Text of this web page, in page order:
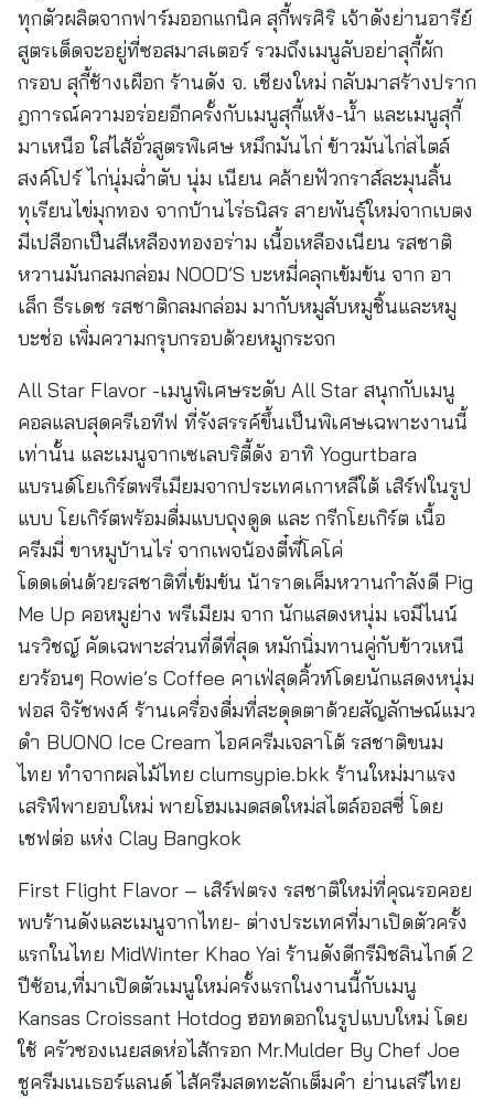
ทุกตัวผลิตจากฟาร์มออกแกนิค สุกี้พรศิริ เจ้าดังย่านอารีย์
สูตรเด็ดจะอยู่ที่ซอสมาสเตอร์ รวมถึงเมนูลับอย่าสุกี้ผัก
กรอบ สุกี้ช้างเผือก ร้านดัง จ. เชียงใหม่ กลับมาสร้างปราก
ฎการณ์ความอร่อยอีกครั้งกับเมนูสุกี้แห้ง-น้ำ และเมนูสุกี้
มาเหนือ ใส่ไส้อั่วสูตรพิเศษ หมึกมันไก่ ข้าวมันไก่สไตล์
สงค์โปร์ ไก่นุ่มฉ่ำตับ นุ่ม เนียน คล้ายฟัวกราส์ละมุนลิ้น
ทุเรียนไข่มุกทอง จากบ้านไร่ธนิสร สายพันธุ์ใหม่จากเบตง
มีเปลือกเป็นสีเหลืองทองอร่าม เนื้อเหลืองเนียน รสชาติ
หวานมันกลมกล่อม NOOD’S บะหมี่คลุกเข้มข้น จาก อา
เล็ก ธีรเดช รสชาติกลมกล่อม มากับหมูสับหมูชิ้นและหมู
บะช่อ เพิ่มความกรุบกรอบด้วยหมูกระจก
All Star Flavor -เมนูพิเศษระดับ All Star สนุกกับเมนู
คอลแลบสุดครีเอทีฟ ที่รังสรรค์ขึ้นเป็นพิเศษเฉพาะงานนี้
เท่านั้น และเมนูจากเซเลบริตี้ดัง อาทิ Yogurtbara
แบรนด์โยเกิร์ตพรีเมียมจากประเทศเกาหลีใต้ เสิร์ฟในรูป
แบบ โยเกิร์ตพร้อมดื่มแบบถุงดูด และ กรีกโยเกิร์ต เนื้อ
ครีมมี่ ขาหมูบ้านไร่ จากเพจน้องตี๋พี่โคโค่
โดดเด่นด้วยรสชาติที่เข้มข้น น้าราดเค็มหวานกำลังดี Pig
Me Up คอหมูย่าง พรีเมียม จาก นักแสดงหนุ่ม เจมีไนน์
นรวิชญ์ คัดเฉพาะส่วนที่ดีที่สุด หมักนิ่มทานคู่กับข้าวเหนี
ยวร้อนๆ Rowie’s Coffee คาเฟ่สุดคิ้วท์โดยนักแสดงหนุ่ม
ฟอส จิรัชพงศ์ ร้านเครื่องดื่มที่สะดุดตาด้วยสัญลักษณ์แมว
ดำ BUONO Ice Cream ไอศครีมเจลาโต้ รสชาติขนม
ไทย ทำจากผลไม้ไทย clumsypie.bkk ร้านใหม่มาแรง
เสริฟ์พายอบใหม่ พายโฮมเมดสดใหม่สไตล์ออสซี่ โดย
เชฟต่อ แห่ง Clay Bangkok
First Flight Flavor – เสิร์ฟตรง รสชาติใหม่ที่คุณรอคอย
พบร้านดังและเมนูจากไทย- ต่างประเทศที่มาเปิดตัวครั้ง
แรกในไทย MidWinter Khao Yai ร้านดังดีกรีมิชลินไกด์ 2
ปีซ้อน,ที่มาเปิดตัวเมนูใหม่ครั้งแรกในงานนี้กับเมนู
Kansas Croissant Hotdog ฮอทดอกในรูปแบบใหม่ โดย
ใช้ ครัวซองเนยสดห่อไส้กรอก Mr.Mulder By Chef Joe
ชูครีมเนเธอร์แลนด์ ไส้ครีมสดทะลักเต็มคำ ย่านเสรีไทย